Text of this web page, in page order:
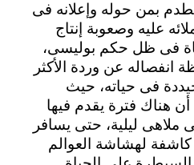
بمن حوله وإعلانه فى
عليه وصعوبة إنتاج
فى ظل حكم بوليسى،
انفصاله عن وردة
الأكثر
فى حياته، حيث
أن هناك فترة يقدم فيها
ملاهى ليلية، حتى يسافر
كاشفة لهشاشة
العوالم